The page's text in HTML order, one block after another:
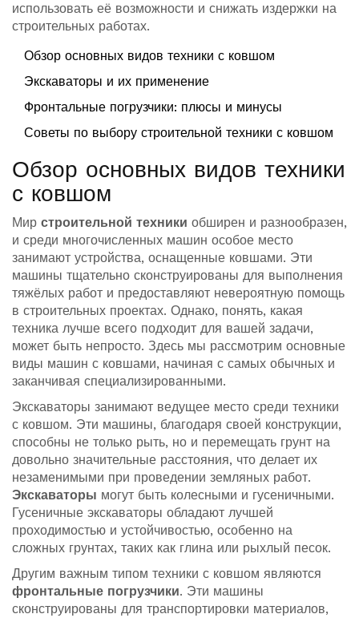
использовать её возможности и снижать издержки на
строительных работах.
Обзор основных видов техники с ковшом
Экскаваторы и их применение
Фронтальные погрузчики: плюсы и минусы
Советы по выбору строительной техники с ковшом
Обзор основных видов техники
с ковшом
Мир строительной техники обширен и разнообразен,
и среди многочисленных машин особое место
занимают устройства, оснащенные ковшами. Эти
машины тщательно сконструированы для выполнения
тяжёлых работ и предоставляют невероятную помощь
в строительных проектах. Однако, понять, какая
техника лучше всего подходит для вашей задачи,
может быть непросто. Здесь мы рассмотрим основные
виды машин с ковшами, начиная с самых обычных и
заканчивая специализированными.
Экскаваторы занимают ведущее место среди техники
с ковшом. Эти машины, благодаря своей конструкции,
способны не только рыть, но и перемещать грунт на
довольно значительные расстояния, что делает их
незаменимыми при проведении земляных работ.
Экскаваторы могут быть колесными и гусеничными.
Гусеничные экскаваторы обладают лучшей
проходимостью и устойчивостью, особенно на
сложных грунтах, таких как глина или рыхлый песок.
Другим важным типом техники с ковшом являются
фронтальные погрузчики. Эти машины
сконструированы для транспортировки материалов,